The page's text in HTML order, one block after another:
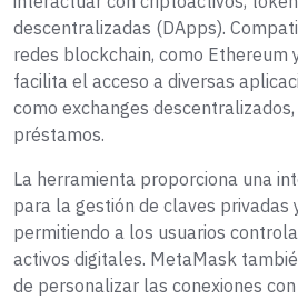
descentralizadas (DApps).
redes blockchain, como Ethereum
facilita el acceso a diversas
como exchanges
préstamos.
La herramienta proporciona una
para la gestión de claves privadas
permitiendo a los usuarios
activos digitales. MetaMask
de personalizar las conexiones